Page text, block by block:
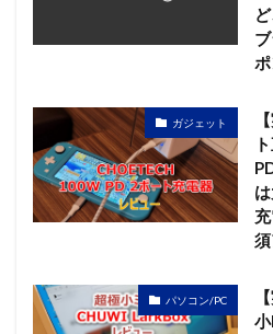
ガジェット
パソコン/PC